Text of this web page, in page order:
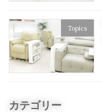
Topics
カテゴリー